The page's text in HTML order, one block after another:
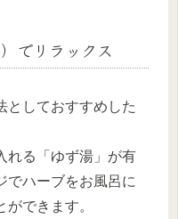
でリラックス
としておすすめした
れる「ゆず湯」が有
でハーブをお風呂に
できます。